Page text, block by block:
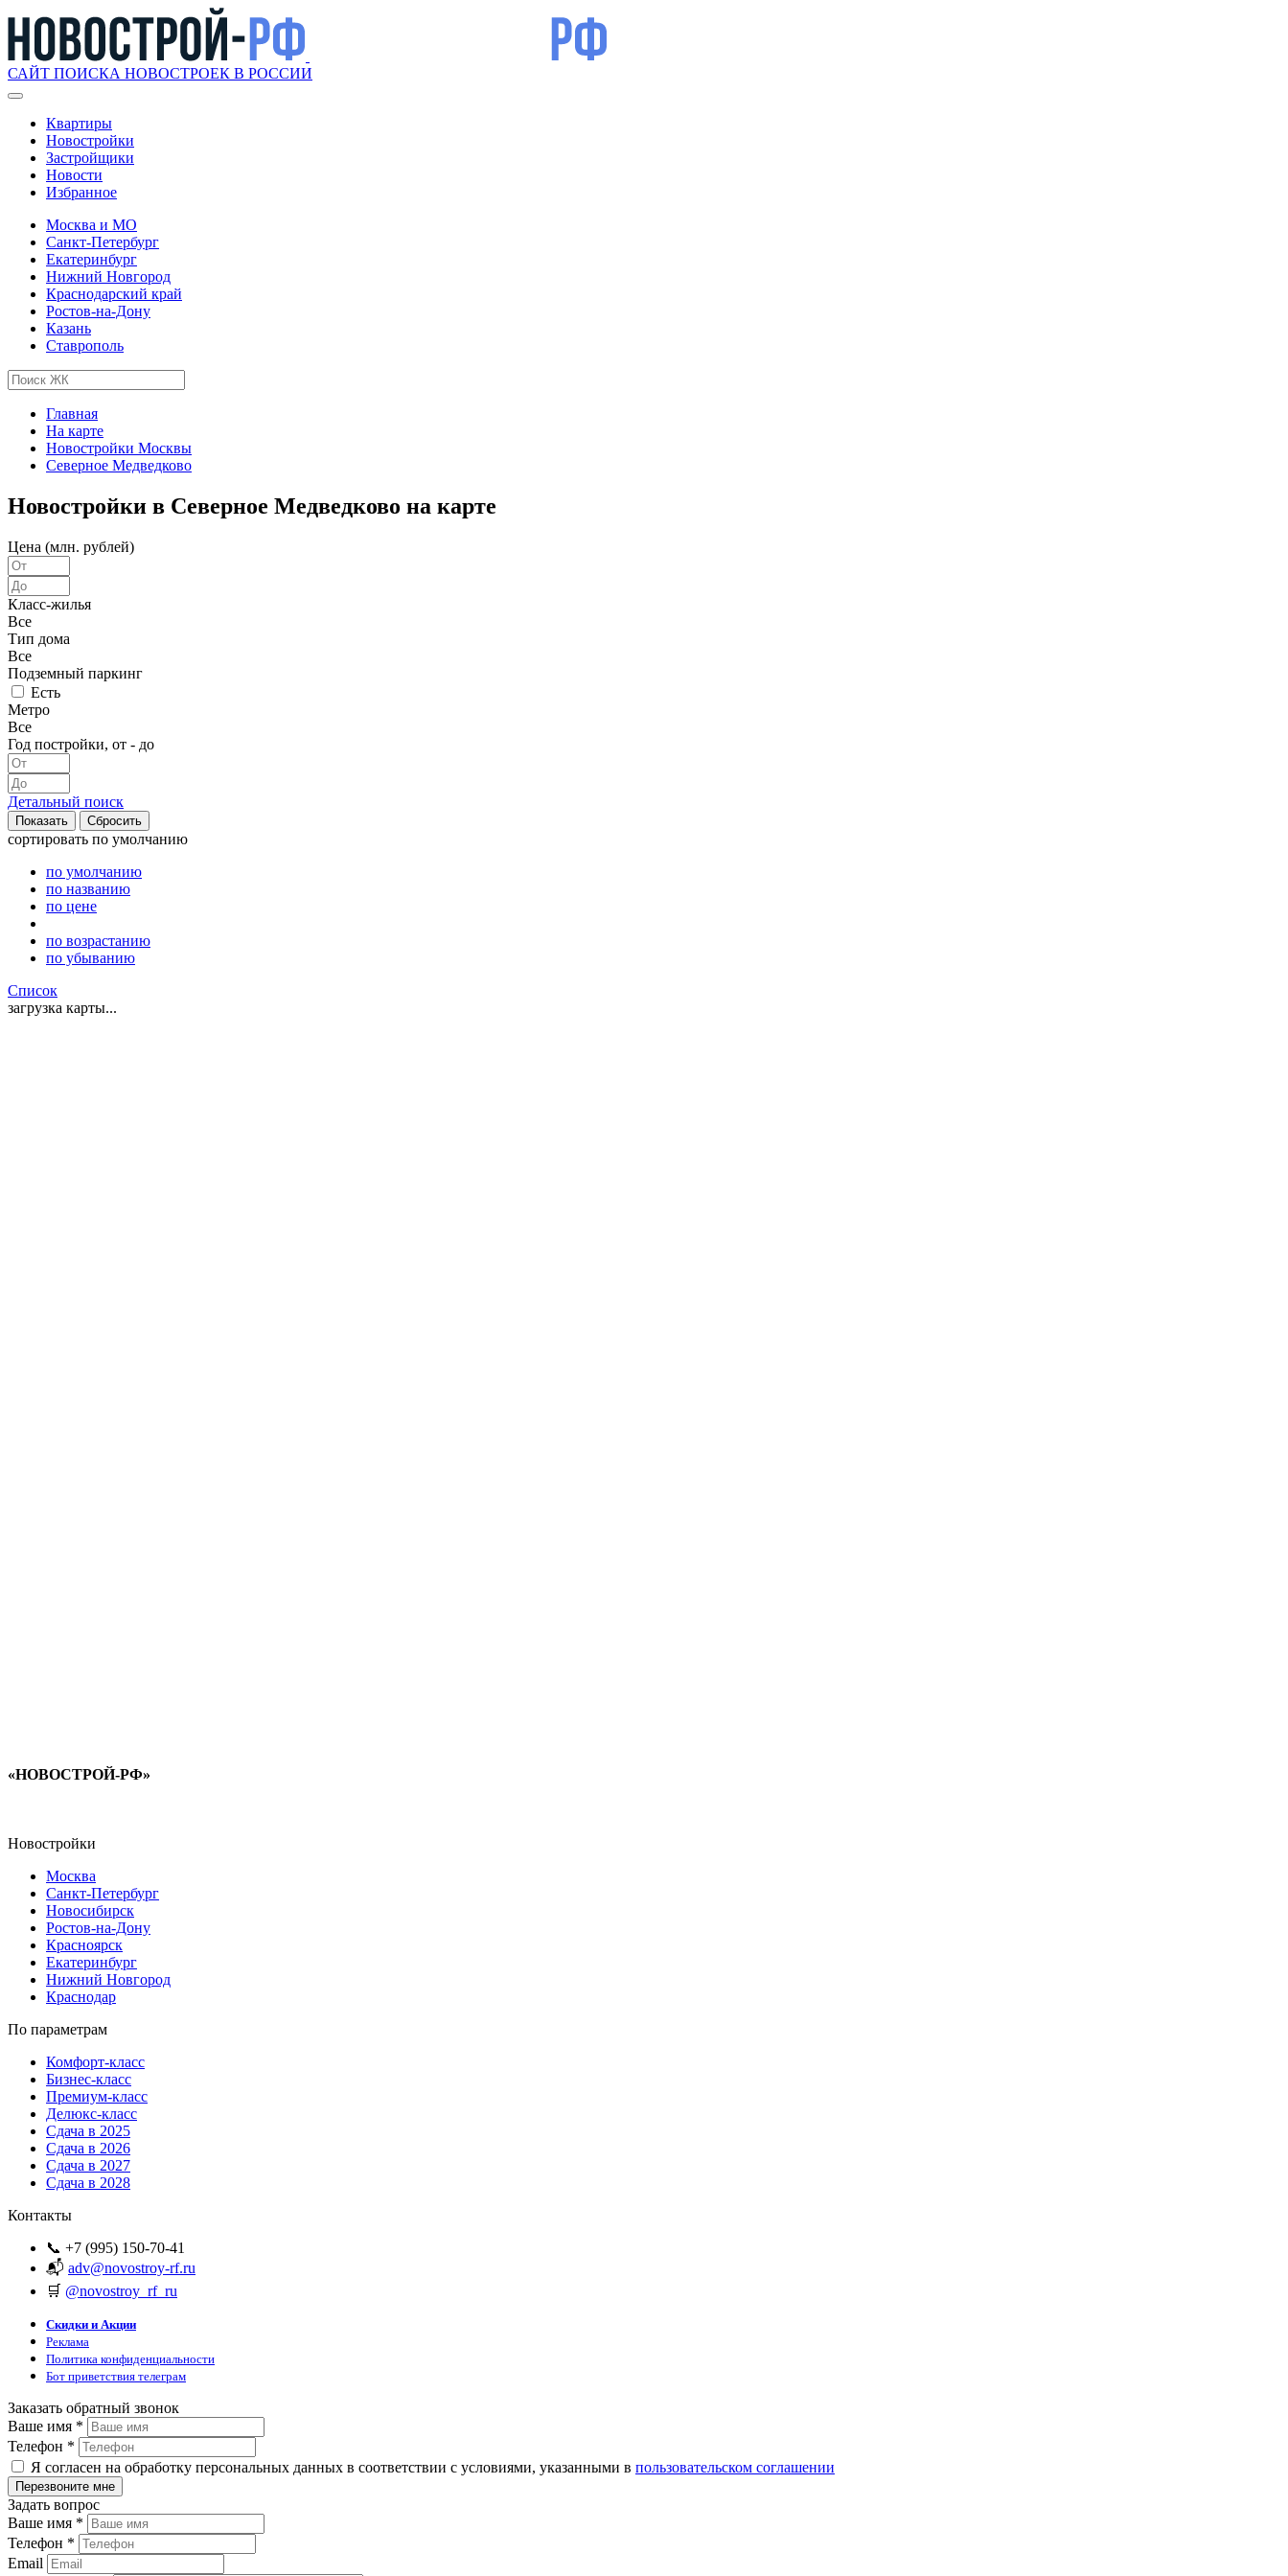
САЙТ ПОИСКА НОВОСТРОЕК В РОССИИ
Квартиры
Новостройки
Застройщики
Новости
Избранное
Москва и МО
Санкт-Петербург
Екатеринбург
Нижний Новгород
Краснодарский край
Ростов-на-Дону
Казань
Ставрополь
Главная
На карте
Новостройки Москвы
Северное Медведково
Новостройки в Северное Медведково на карте
Цена (млн. рублей)
Класс-жилья
Все
Тип дома
Все
Подземный паркинг
Есть
Метро
Все
Год постройки, от - до
Детальный поиск
сортировать по умолчанию
по умолчанию
по названию
по цене
по возрастанию
по убыванию
Список
загрузка карты...
«НОВОСТРОЙ-РФ»
Новостройки
Москва
Санкт-Петербург
Новосибирск
Ростов-на-Дону
Красноярск
Екатеринбург
Нижний Новгород
Краснодар
По параметрам
Комфорт-класс
Бизнес-класс
Премиум-класс
Делюкс-класс
Сдача в 2025
Сдача в 2026
Сдача в 2027
Сдача в 2028
Контакты
📞 +7 (995) 150-70-41
📬 adv@novostroy-rf.ru
🛒 @novostroy_rf_ru
Скидки и Акции
Реклама
Политика конфиденциальности
Бот приветствия телеграм
Заказать обратный звонок
Ваше имя *
Телефон *
Я согласен на обработку персональных данных в соответствии с условиями, указанными в пользовательском соглашении
Задать вопрос
Ваше имя *
Телефон *
Email